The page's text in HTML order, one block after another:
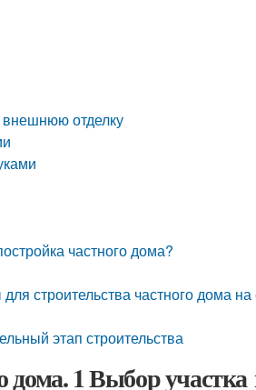
отделку
частного дома?
строительства частного дома на
этап строительства
дома. 1 Выбор